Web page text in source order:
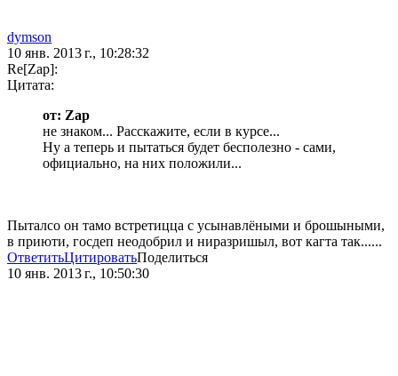
dymson
10 янв. 2013 г., 10:28:32
Re[Zap]:
Цитата:
от: Zap
не знаком... Расскажите, если в курсе...
Ну а теперь и пытаться будет бесполезно - сами,
официально, на них положили...
Пыталсо он тамо встретицца с усынавлёными и брошыными,
в приюти, госдеп неодобрил и ниразришыл, вот кагта так......
ОтветитьЦитироватьПоделиться
10 янв. 2013 г., 10:50:30